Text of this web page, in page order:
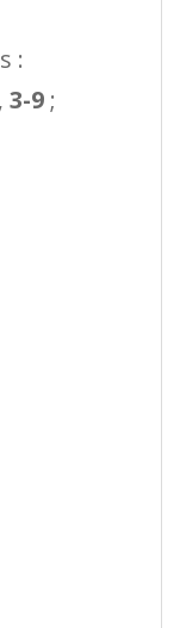
:
9 ;